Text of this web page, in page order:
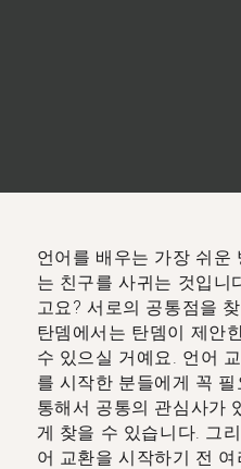
언어를 배우는 가장 쉬운
는 친구를 사귀는 것입니
고요? 서로의 공통점을
탄뎀에서는 탄뎀이 제안
수 있으실 거예요. 언어
를 시작한 분들에게 꼭
통해서 공통의 관심사가
게 찾을 수 있습니다. 그
어 교환을 시작하기 전